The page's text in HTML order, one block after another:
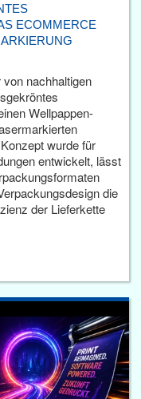
ECOMMERCE
nachhaltigen
Wellpappen-
wurde für
entwickelt, lässt
die
der Lieferkette